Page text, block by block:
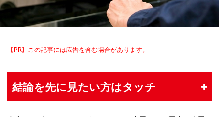
【PR】この記事には広告を含む場合があります。
結論を先に見たい方はタッチ